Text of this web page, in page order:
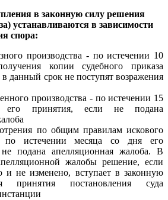
в законную силу решения
устанавливаются в зависимости
спора:
производства - по истечении 10
копии судебного приказа
данный срок не поступят возражения
производства - по истечении 15
принятия, если не подана
по общим правилам искового
по истечении месяца со дня его
подана апелляционная жалоба. В
жалобы решение, если
и не изменено, вступает в законную
постановления суда